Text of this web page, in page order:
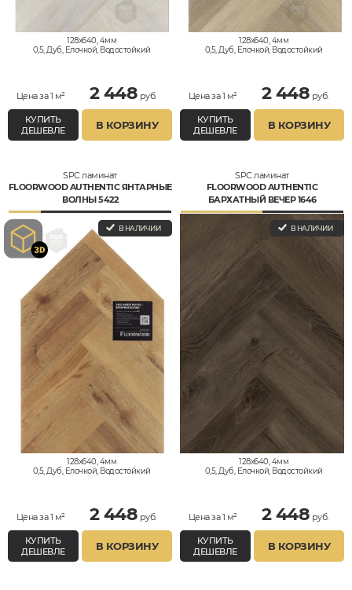
128x640, 4мм
0,5, Дуб, Елочкой, Водостойкий
Цена за 1 м² 2 448 руб.
КУПИТЬ
ДЕШЕВЛЕ
В КОРЗИНУ
128x640, 4мм
0,5, Дуб, Елочкой, Водостойкий
Цена за 1 м² 2 448 руб.
КУПИТЬ
ДЕШЕВЛЕ
В КОРЗИНУ
SPC ламинат
FLOORWOOD AUTHENTIC ЯНТАРНЫЕ
ВОЛНЫ 5422
В НАЛИЧИИ
128x640, 4мм
0,5, Дуб, Елочкой, Водостойкий
Цена за 1 м² 2 448 руб.
КУПИТЬ
ДЕШЕВЛЕ
В КОРЗИНУ
SPC ламинат
FLOORWOOD AUTHENTIC
БАРХАТНЫЙ ВЕЧЕР 1646
В НАЛИЧИИ
128x640, 4мм
0,5, Дуб, Елочкой, Водостойкий
Цена за 1 м² 2 448 руб.
КУПИТЬ
ДЕШЕВЛЕ
В КОРЗИНУ